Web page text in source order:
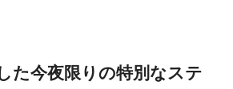
た今夜限りの特別なステ